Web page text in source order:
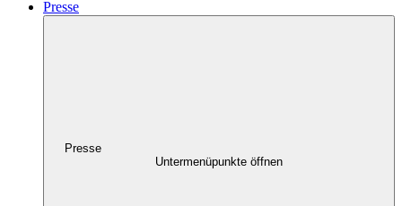
Presse
Presse
Untermenüpunkte öffnen